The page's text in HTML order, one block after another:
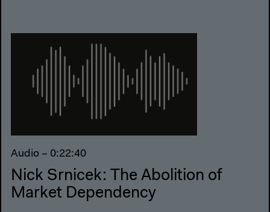
Audio – 0:22:40
Nick Srnicek: The Abolition of
Market Dependency